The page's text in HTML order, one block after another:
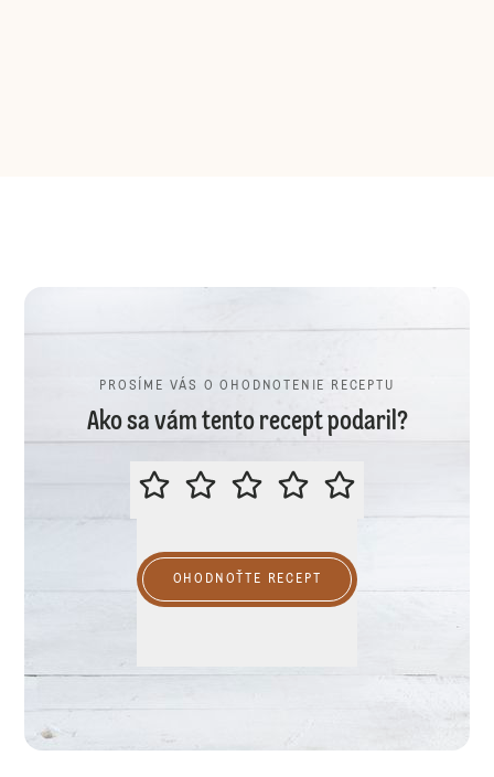
PROSÍME VÁS O OHODNOTENIE RECEPTU
Ako sa vám tento recept podaril?
PROSÍME VÁS O OHODNOTENIE
OHODNOŤTE RECEPT